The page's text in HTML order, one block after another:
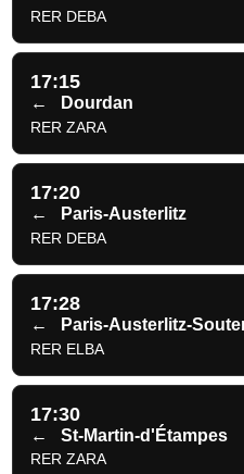
RER DEBA
17:15
← Dourdan
RER ZARA
17:20
← Paris-Austerlitz
RER DEBA
17:28
← Paris-Austerlitz-
RER ELBA
17:30
← St-Martin-d'Étampes
RER ZARA